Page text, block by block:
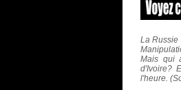
La Russie
Mais qui
d'Ivoire?
l'heure.